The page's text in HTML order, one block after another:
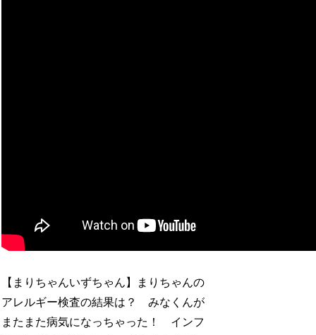
【まりちゃんいずちゃん】まりちゃんの
アレルギー検査の結果は？ みなくんが
またまた病気になっちゃった！ インフ